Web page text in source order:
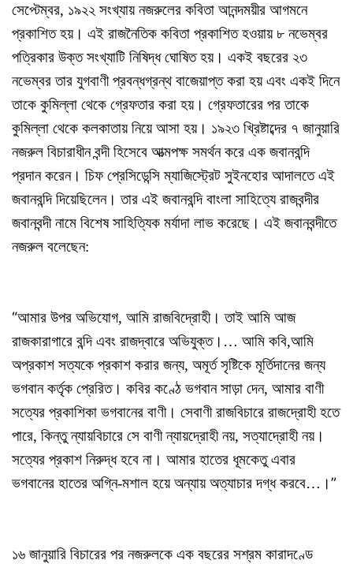
সেপ্টেম্বর, ১৯২২ সংখ্যায় নজরুলের কবিতা আনন্দময়ীর আগমনে
প্রকাশিত হয়। এই রাজনৈতিক কবিতা প্রকাশিত হওয়ায় ৮ নভেম্বর
পত্রিকার উক্ত সংখ্যাটি নিষিদ্ধ ঘোষিত হয়। একই বছরের ২৩
নভেম্বর তার যুগবাণী প্রবন্ধগ্রন্থ বাজেয়াপ্ত করা হয় এবং একই দিনে
তাকে কুমিল্লা থেকে গ্রেফতার করা হয়। গ্রেফতারের পর তাকে
কুমিল্লা থেকে কলকাতায় নিয়ে আসা হয়। ১৯২৩ খ্রিষ্টাব্দের ৭ জানুয়ারি
নজরুল বিচারাধীন বন্দী হিসেবে আত্মপক্ষ সমর্থন করে এক জবানবন্দি
প্রদান করেন। চিফ প্রেসিডেন্সি ম্যাজিস্ট্রেট সুইনহোর আদালতে এই
জবানবন্দি দিয়েছিলেন। তার এই জবানবন্দি বাংলা সাহিত্যে রাজবন্দীর
জবানবন্দী নামে বিশেষ সাহিত্যিক মর্যাদা লাভ করেছে। এই জবানবন্দীতে
নজরুল বলেছেন:
“আমার উপর অভিযোগ, আমি রাজবিদ্রোহী। তাই আমি আজ
রাজকারাগারে বন্দি এবং রাজদ্বারে অভিযুক্ত।… আমি কবি,আমি
অপ্রকাশ সত্যকে প্রকাশ করার জন্য, অমূর্ত সৃষ্টিকে মূর্তিদানের জন্য
ভগবান কর্তৃক প্রেরিত। কবির কণ্ঠে ভগবান সাড়া দেন, আমার বাণী
সত্যের প্রকাশিকা ভগবানের বাণী। সেবাণী রাজবিচারে রাজদ্রোহী হতে
পারে, কিন্তু ন্যায়বিচারে সে বাণী ন্যায়দ্রোহী নয়, সত্যাদ্রোহী নয়।
সত্যের প্রকাশ নিরুদ্ধ হবে না। আমার হাতের ধূমকেতু এবার
ভগবানের হাতের অগ্নি-মশাল হয়ে অন্যায় অত্যাচার দগ্ধ করবে…।”
১৬ জানুয়ারি বিচারের পর নজরুলকে এক বছরের সশ্রম কারাদণ্ডে